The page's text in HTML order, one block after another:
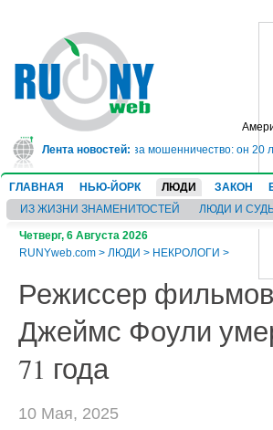
Лента новостей:
в тюрьму на 10 лет за мошенничество: он 20
ГЛАВНАЯ НЬЮ-ЙОРК ЛЮДИ ЗАКОН
ИЗ ЖИЗНИ ЗНАМЕНИТОСТЕЙ
ЛЮДИ И
Четверг, 6 Августа 2026
RUNYweb.com > ЛЮДИ > НЕКРОЛОГИ >
Режиссер
Джеймс Фоули
71 года
10 Мая, 2025